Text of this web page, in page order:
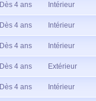
Dès 4 ans Intérieur
Dès 4 ans Intérieur
Dès 4 ans Intérieur
Dès 4 ans Extérieur
Dès 4 ans Intérieur